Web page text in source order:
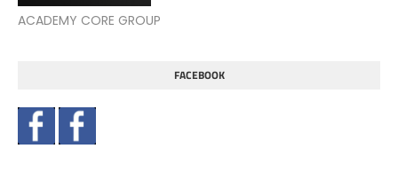
ACADEMY CORE GROUP
FACEBOOK